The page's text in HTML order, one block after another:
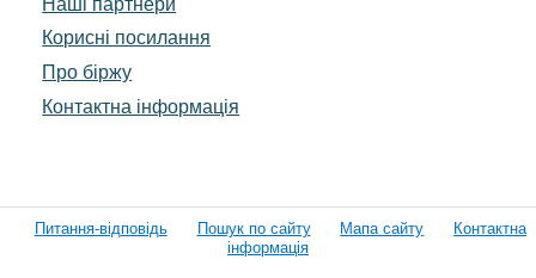
Корисні посилання
Про біржу
Контактна інформація
Питання-відповідь Пошук по сайту Мапа сайту
Контактна
інформація